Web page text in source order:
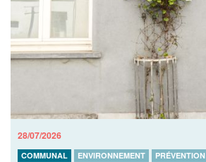
28/07/2026
COMMUNAL ENVIRONNEMENT PRÉVENTION